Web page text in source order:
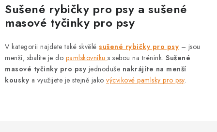
Sušené rybičky pro psy a sušené
masové tyčinky pro psy
V kategorii najdete také skvělé sušené rybičky pro psy – jsou
menší, sbalíte je do pamlskovníku s sebou na trénink. Sušené
masové tyčinky pro psy jednoduše nakrájíte na menší
kousky a využijete je stejně jako výcvikové pamlsky pro psy.